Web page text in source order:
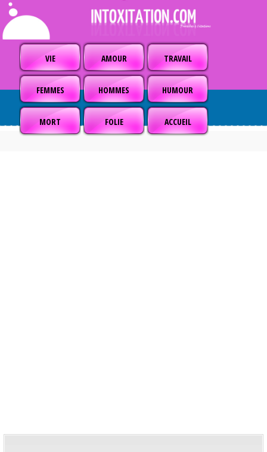
VIE AMOUR TRAVAIL
FEMMES HOMMES HUMOUR
MORT FOLIE ACCUEIL